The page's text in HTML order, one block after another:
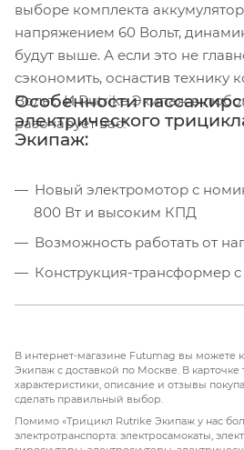
выборе комплекта
напряжением 60 Вольт,
будут выше. А если это не
сэкономить, оснастив технику
Вольт. И Rutrike Экипаж в
разочарует вас!
Особенности
электрического
Экипаж:
Новый электромотор с
800 Вт и высоким КПД
Возможность работать от
Конструкция-трансформер
Яркие светодиодные фары,
сигналы
Надёжные барабанные
Большие надувные колёса
В интернет-магазине Futumag вы можете
Экипаж с доставкой по Москве. В карточке
характеристики, описание и отзывы
сделать правильный выбор.
Помимо «Трицикл Rutrike Экипаж у нас
электротранспорта: электросамокаты,